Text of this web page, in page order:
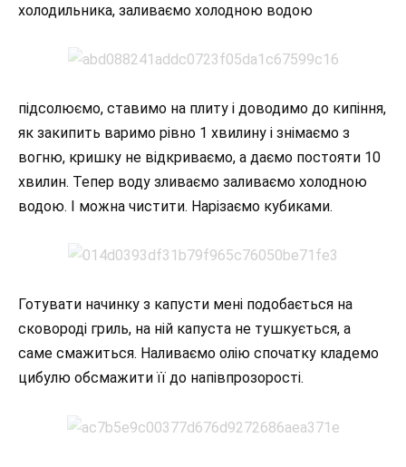
холодильника, заливаємо холодною водою
підсолюємо, ставимо на плиту і доводимо до кипіння,
як закипить варимо рівно 1 хвилину і знімаємо з
вогню, кришку не відкриваємо, а даємо постояти 10
хвилин. Тепер воду зливаємо заливаємо холодною
водою. І можна чистити. Нарізаємо кубиками.
Готувати начинку з капусти мені подобається на
сковороді гриль, на ній капуста не тушкується, а
саме смажиться. Наливаємо олію спочатку кладемо
цибулю обсмажити її до напівпрозорості.